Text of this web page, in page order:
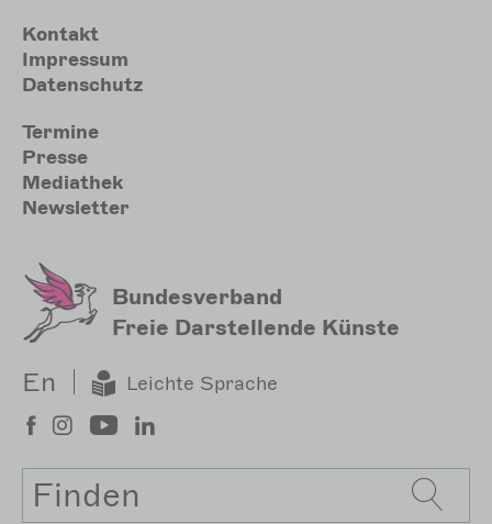
Meta
Kontakt
Impressum
Datenschutz
Sekundärmenu
Termine
Presse
Mediathek
Newsletter
Bundesverband
Freie Darstellende Künste
En Leichte Sprache
Suche